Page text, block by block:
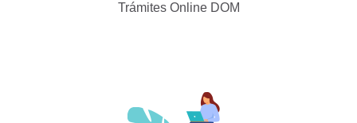
Trámites Online DOM